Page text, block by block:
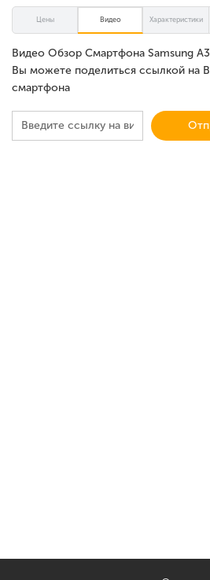
Цены Видео Характеристики
Видео Обзор Смартфона Samsung
Вы можете поделиться ссылкой на
смартфона